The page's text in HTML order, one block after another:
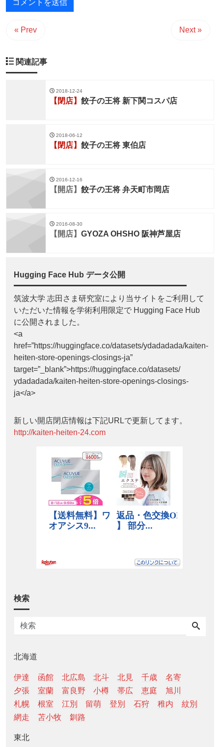
« Prev Next »
関連記事
2018-12-24
【閉店】 餃子の王将 新下関コスパ店
2018-06-12
【閉店】 餃子の王将 東伯店
2016-12-16
【開店】 餃子の王将 弁天町市岡店
2016-08-30
【開店】 GYOZA OHSHO 阪神芦屋店
Hugging Face Hub データ公開
筑波大学 志田さま研究室により当サイトをご利用して
いただいた情報を学術利用限定で Hugging Face Hub
に公開されました。
<a
href=”https://huggingface.co/datasets/ydadadada/kaiten-
heiten-store-openings-closings-ja”
target=”_blank”>https://huggingface.co/datasets/
ydadadada/kaiten-heiten-store-openings-closings-
ja</a>
新しい開店閉店情報は下記URLで更新してます。
http://kaiten-heiten-24.com
検索
北海道
伊達 函館 北広島 北斗 北見 千歳
名寄
夕張
室蘭 富良野 小樽 帯広 恵庭
旭川
札幌
根室 江別 留萌 登別 石狩 稚内
紋別
網走
苫小牧 釧路
東北